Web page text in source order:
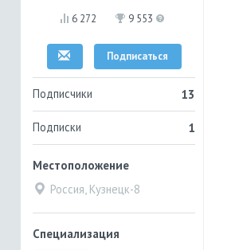
6 272
9 553
Подписаться
Подписчики 13
Подписки 1
Местоположение
Россия, Кузнецк-8
Специализация